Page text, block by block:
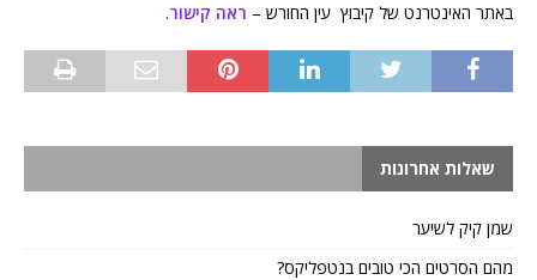
באתר האינטרנט של קיבוץ עין החורש – ראה קישור.
שאלות אחרונות
שמן קיק לשיער
מהם הסרטים הכי טובים בנטפליקס?